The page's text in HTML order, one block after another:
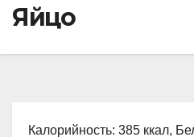
Яйцо
Калорийность: 385 ккал,